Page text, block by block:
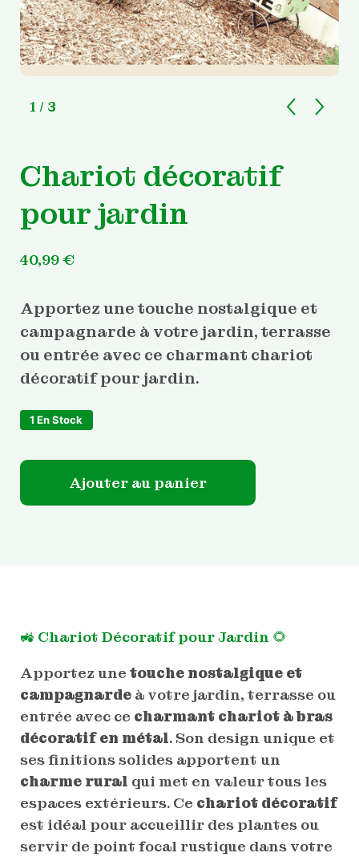
1 / 3
Chariot décoratif
pour jardin
40,99€
Apportez une touche nostalgique et
campagnarde à votre jardin, terrasse
ou entrée avec ce charmant chariot
décoratif pour jardin.
1 En Stock
quantité de Chariot décoratif pour jardin
Ajouter au panier
🚜 Chariot Décoratif pour Jardin 🌻
Apportez une touche nostalgique et
campagnardeà votre jardin, terrasse ou
entrée avec ce charmant chariot à bras
décoratif en métal. Son design unique et
ses finitions solides apportent un
charme rural qui met en valeur tous les
espaces extérieurs. Ce chariot décoratif
est idéal pour accueillir des plantes ou
servir de point focal rustique dans votre